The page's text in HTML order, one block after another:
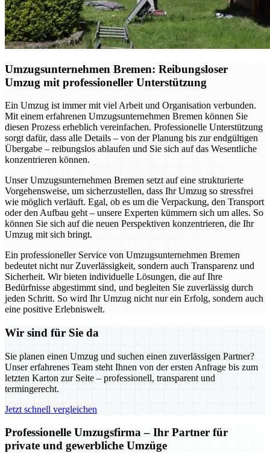
Umzugsunternehmen Bremen: Reibungsloser
Umzug mit professioneller Unterstützung
Ein Umzug ist immer mit viel Arbeit und Organisation verbunden.
Mit einem erfahrenen Umzugsunternehmen Bremen können Sie
diesen Prozess erheblich vereinfachen. Professionelle Unterstützung
sorgt dafür, dass alle Details – von der Planung bis zur endgültigen
Übergabe – reibungslos ablaufen und Sie sich auf das Wesentliche
konzentrieren können.
Unser Umzugsunternehmen Bremen setzt auf eine strukturierte
Vorgehensweise, um sicherzustellen, dass Ihr Umzug so stressfrei
wie möglich verläuft. Egal, ob es um die Verpackung, den Transport
oder den Aufbau geht – unsere Experten kümmern sich um alles. So
können Sie sich auf die neuen Perspektiven konzentrieren, die Ihr
Umzug mit sich bringt.
Ein professioneller Service von Umzugsunternehmen Bremen
bedeutet nicht nur Zuverlässigkeit, sondern auch Transparenz und
Sicherheit. Wir bieten individuelle Lösungen, die auf Ihre
Bedürfnisse abgestimmt sind, und begleiten Sie zuverlässig durch
jeden Schritt. So wird Ihr Umzug nicht nur ein Erfolg, sondern auch
eine positive Erlebniswelt.
Wir sind für Sie da
Sie planen einen Umzug und suchen einen zuverlässigen Partner?
Unser erfahrenes Team steht Ihnen von der ersten Anfrage bis zum
letzten Karton zur Seite – professionell, transparent und
termingerecht.
Jetzt schnell vergleichen
Professionelle Umzugsfirma – Ihr Partner für
private und gewerbliche Umzüge